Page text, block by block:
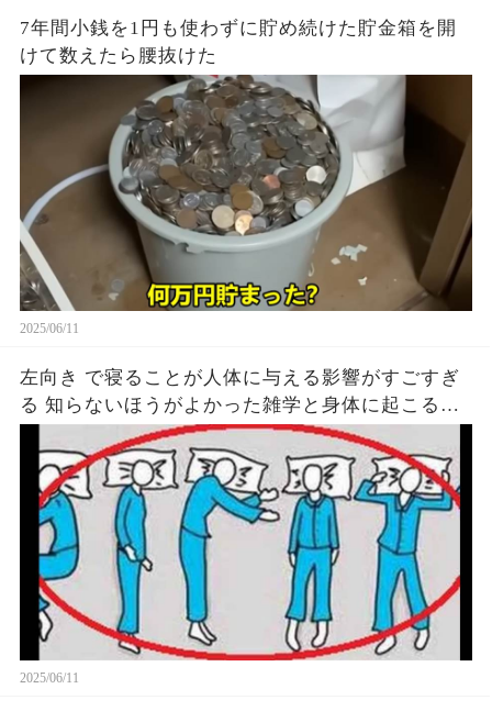
7年間小銭を1円も使わずに貯め続けた貯金箱を開
けて数えたら腰抜けた
2025/06/11
左向き で寝ることが人体に与える影響がすごすぎ
る 知らないほうがよかった雑学と身体に起こる現
象がヤバい… 驚くべき 大人の 面白いけど知ると後
悔
2025/06/11